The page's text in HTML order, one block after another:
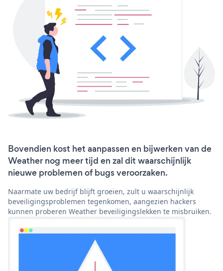
Bovendien kost het aanpassen en bijwerken van de
Weather nog meer tijd en zal dit waarschijnlijk
nieuwe problemen of bugs veroorzaken.
Naarmate uw bedrijf blijft groeien, zult u waarschijnlijk
beveiligingsproblemen tegenkomen, aangezien hackers
kunnen proberen Weather beveiligingslekken te misbruiken.